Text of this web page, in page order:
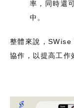
率，同時還
中。
整體來說，SWise
協作，以提高工作